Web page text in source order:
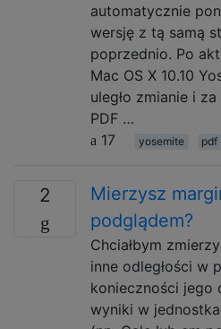
automatycznie
wersję z tą samą
poprzednio. Po
Mac OS X 10.10
uległo zmianie i
PDF …
17
yosemite pdf
2
Mierzysz
podglądem?
Chciałbym
inne odległości w
konieczności jego
wyniki w